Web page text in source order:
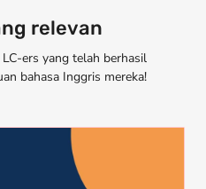
relevan
ers yang telah berhasil
bahasa Inggris mereka!